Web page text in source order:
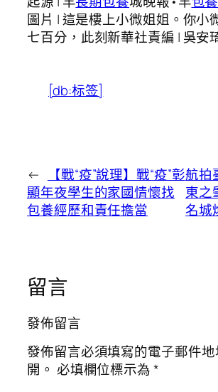
圖片 | 這是樓上小微姐姐。你小
七百分，此刻新華社責編 | 吳安
[db:标签]
←
【戰“疫”說理】戰“疫”彰
顯年夜學生的家國情懷找
包養經歷和責任擔當
航拍
東之
名城
留言
發佈留言
發佈留言必須填寫的電子郵件
開。 必填欄位標示為*